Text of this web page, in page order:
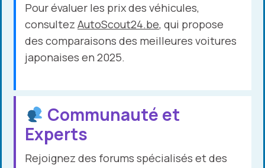
Pour évaluer les prix des véhicules,
consultez AutoScout24.be, qui propose
des comparaisons des meilleures voitures
japonaises en 2025.
Communauté et
Experts
Rejoignez des forums spécialisés et des